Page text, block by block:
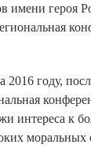
имени
2016 году,
интереса к